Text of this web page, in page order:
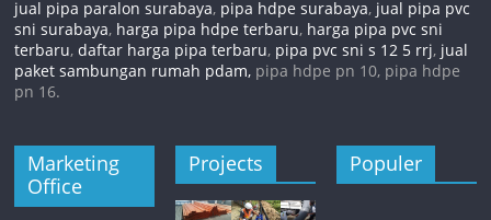
jual pipa paralon surabaya, pipa hdpe surabaya, jual pipa pvc
sni surabaya, harga pipa hdpe terbaru, harga pipa pvc sni
terbaru,daftar harga pipa terbaru, pipa pvc sni s 12 5 rrj, jual
paket sambungan rumah pdam, pipa hdpe pn 10, pipa hdpe
pn 16.
Marketing
Office
Projects Populer